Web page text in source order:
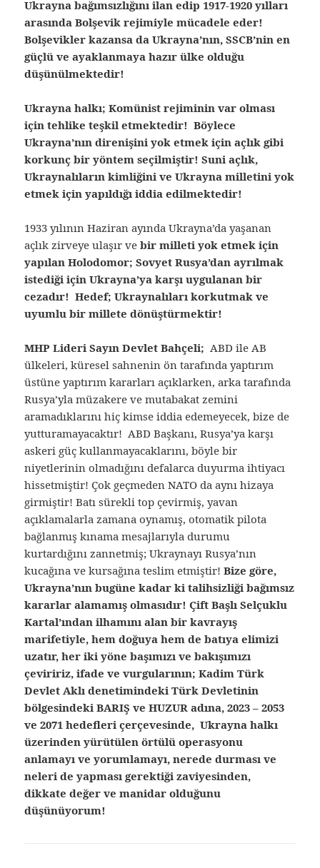
Ukrayna bağımsızlığını ilan edip 1917-1920 yılları
arasında Bolşevik rejimiyle mücadele eder!
Bolşevikler kazansa da Ukrayna’nın, SSCB’nin en
güçlü ve ayaklanmaya hazır ülke olduğu
düşünülmektedir!
Ukrayna halkı; Komünist rejiminin var olması
için tehlike teşkil etmektedir! Böylece
Ukrayna’nın direnişini yok etmek için açlık gibi
korkunç bir yöntem seçilmiştir! Suni açlık,
Ukraynalıların kimliğini ve Ukrayna milletini yok
etmek için yapıldığı iddia edilmektedir!
1933 yılının Haziran ayında Ukrayna’da yaşanan
açlık zirveye ulaşır vebir milleti yok etmek için
yapılan Holodomor; Sovyet Rusya’dan ayrılmak
istediği için Ukrayna’ya karşı uygulanan bir
cezadır! Hedef; Ukraynalıları korkutmak ve
uyumlu bir millete dönüştürmektir!
MHP Lideri Sayın Devlet Bahçeli; ABD ile AB
ülkeleri, küresel sahnenin ön tarafında yaptırım
üstüne yaptırım kararları açıklarken, arka tarafında
Rusya’yla müzakere ve mutabakat zemini
aramadıklarını hiç kimse iddia edemeyecek, bize de
yutturamayacaktır! ABD Başkanı, Rusya’ya karşı
askeri güç kullanmayacaklarını, böyle bir
niyetlerinin olmadığını defalarca duyurma ihtiyacı
hissetmiştir! Çok geçmeden NATO da aynı hizaya
girmiştir! Batı sürekli top çevirmiş, yavan
açıklamalarla zamana oynamış, otomatik pilota
bağlanmış kınama mesajlarıyla durumu
kurtardığını zannetmiş; Ukraynayı Rusya’nın
kucağına ve kursağına teslim etmiştir!Bize göre,
Ukrayna’nın bugüne kadar ki talihsizliği bağımsız
kararlar alamamış olmasıdır! Çift Başlı Selçuklu
Kartal’ından ilhamını alan bir kavrayış
marifetiyle, hem doğuya hem de batıya elimizi
uzatır, her iki yöne başımızı ve bakışımızı
çeviririz, ifade ve vurgularının; Kadim Türk
Devlet Aklı denetimindeki Türk Devletinin
bölgesindeki BARIŞ ve HUZUR adına, 2023 – 2053
ve 2071 hedefleri çerçevesinde, Ukrayna halkı
üzerinden yürütülen örtülü operasyonu
anlamayı ve yorumlamayı, nerede durması ve
neleri de yapması gerektiği zaviyesinden,
dikkate değer ve manidar olduğunu
düşünüyorum!